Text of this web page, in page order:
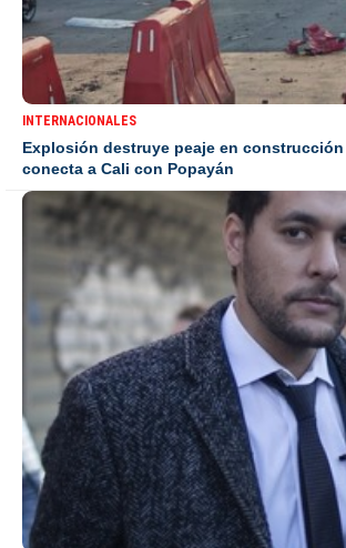
INTERNACIONALES
Explosión destruye peaje en
conecta a Cali con Popayán